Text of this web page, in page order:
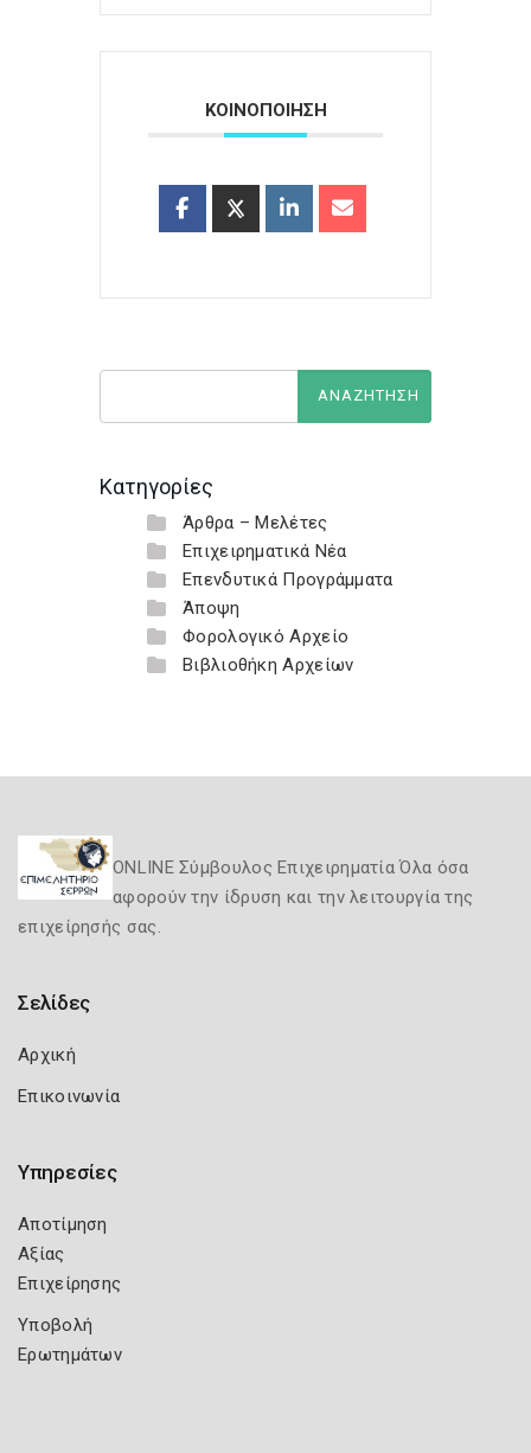
ΚΟΙΝΟΠΟΙΗΣΗ
Κατηγορίες
Άρθρα – Μελέτες
Επιχειρηματικά Νέα
Επενδυτικά Προγράμματα
Άποψη
Φορολογικό Αρχείο
Βιβλιοθήκη Αρχείων
ONLINE Σύμβουλος Επιχειρηματία Όλα όσα
αφορούν την ίδρυση και την λειτουργία της
επιχείρησής σας.
Σελίδες
Αρχική
Επικοινωνία
Υπηρεσίες
Αποτίμηση
Αξίας
Επιχείρησης
Υποβολή
Ερωτημάτων